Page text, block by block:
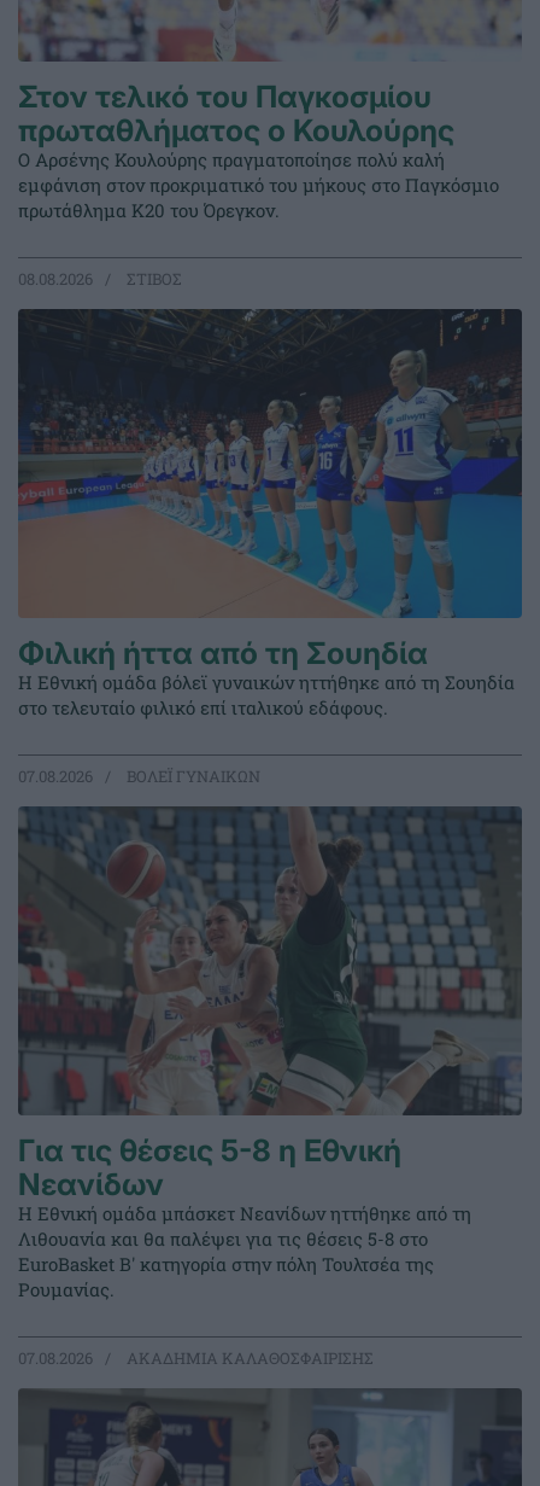
Στον τελικό του Παγκοσμίου
πρωταθλήματος ο Κουλούρης
Ο Αρσένης Κουλούρης πραγματοποίησε πολύ καλή
εμφάνιση στον προκριματικό του μήκους στο Παγκόσμιο
πρωτάθλημα Κ20 του Όρεγκον.
08.08.2026 ΣΤΙΒΟΣ
Φιλική ήττα από τη Σουηδία
Η Εθνική ομάδα βόλεϊ γυναικών ηττήθηκε από τη Σουηδία
στο τελευταίο φιλικό επί ιταλικού εδάφους.
07.08.2026 ΒΟΛΕΪ ΓΥΝΑΙΚΩΝ
Για τις θέσεις 5-8 η Εθνική
Νεανίδων
Η Εθνική ομάδα μπάσκετ Νεανίδων ηττήθηκε από τη
Λιθουανία και θα παλέψει για τις θέσεις 5-8 στο
EuroBasket Β' κατηγορία στην πόλη Τουλτσέα της
Ρουμανίας.
07.08.2026 ΑΚΑΔΗΜΙΑ ΚΑΛΑΘΟΣΦΑΙΡΙΣΗΣ